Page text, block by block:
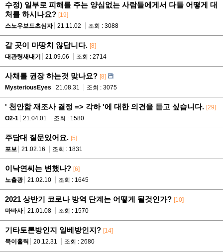
수정) 일부로 피해를 주는 양심없는 사람들에게서 다들 어떻게 대
처를 하시나요? [19]
스노우보드초심자
21.11.02 조회 : 3088
갈 곳이 마땅치 않답니다. [8]
대관령새내기
21.09.06 조회 : 2714
사채를 권장 하는것 맞나요? [8]
MysteriousEyes
21.08.31 조회 : 3075
' 천안함 재조사 결정 => 각하 '에 대한 의견을 듣고 싶습니다. [29]
O2-1
21.04.01 조회 : 1580
주담대 질문있어요. [5]
포보
21.02.16 조회 : 1831
이낙연씨는 변했나? [6]
노출광
21.02.10 조회 : 1645
2021 상반기 코로나 방역 단계는 어떻게 될것인가? [10]
마바사
21.01.08 조회 : 1570
기타토론방인지 일베방인지? [14]
묵이홀릭
20.12.31 조회 : 2680